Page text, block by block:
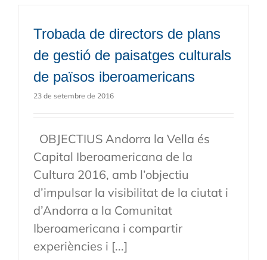
Trobada de directors de plans
de gestió de paisatges culturals
de països iberoamericans
23 de setembre de 2016
OBJECTIUS Andorra la Vella és
Capital Iberoamericana de la
Cultura 2016, amb l’objectiu
d’impulsar la visibilitat de la ciutat i
d’Andorra a la Comunitat
Iberoamericana i compartir
experiències i [...]